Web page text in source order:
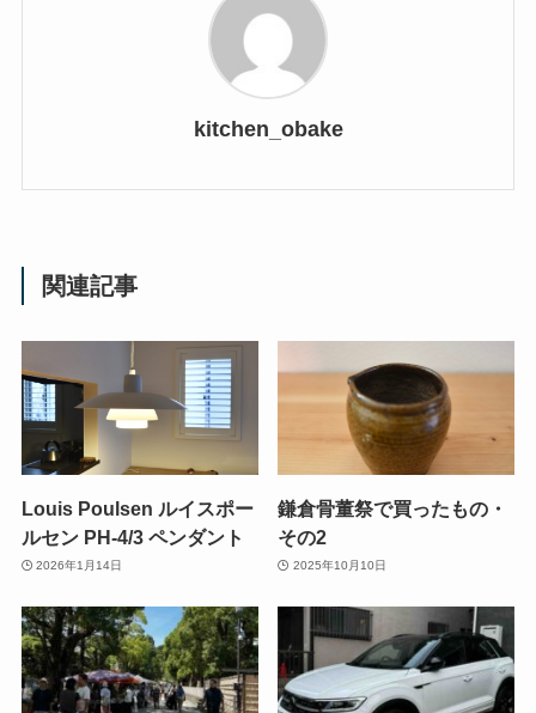
kitchen_obake
関連記事
Louis Poulsen ルイスポー
ルセン PH-4/3 ペンダント
2026年1月14日
鎌倉骨董祭で買ったもの・
その2
2025年10月10日